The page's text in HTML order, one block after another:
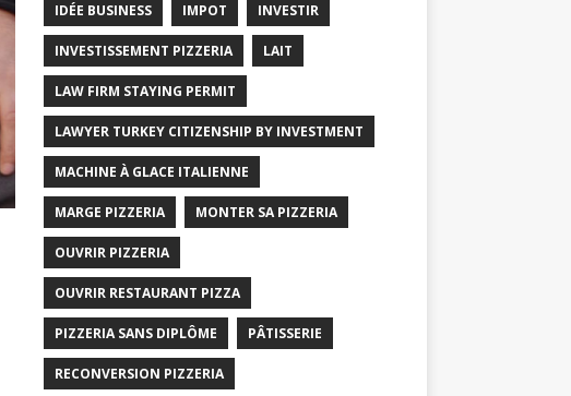
IDÉE BUSINESS IMPOT INVESTIR
INVESTISSEMENT PIZZERIA LAIT
LAW FIRM STAYING PERMIT
LAWYER TURKEY CITIZENSHIP BY INVESTMENT
MACHINE À GLACE ITALIENNE
MARGE PIZZERIA MONTER SA PIZZERIA
OUVRIR PIZZERIA
OUVRIR RESTAURANT PIZZA
PIZZERIA SANS DIPLÔME PÂTISSERIE
RECONVERSION PIZZERIA